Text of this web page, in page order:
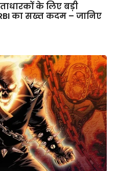
के लिए बड़ी
का सख्त कदम – जानिए